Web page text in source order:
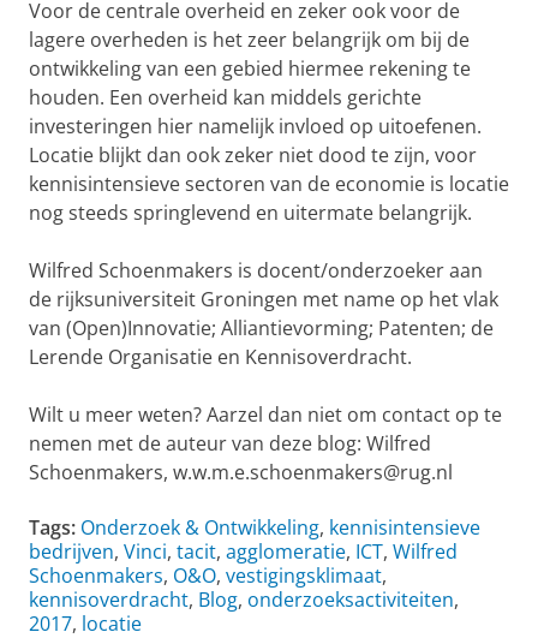
Voor de centrale overheid en zeker ook voor de
lagere overheden is het zeer belangrijk om bij de
ontwikkeling van een gebied hiermee rekening te
houden. Een overheid kan middels gerichte
investeringen hier namelijk invloed op uitoefenen.
Locatie blijkt dan ook zeker niet dood te zijn, voor
kennisintensieve sectoren van de economie is locatie
nog steeds springlevend en uitermate belangrijk.
Wilfred Schoenmakers is docent/onderzoeker aan
de rijksuniversiteit Groningen met name op het vlak
van (Open)Innovatie; Alliantievorming; Patenten; de
Lerende Organisatie en Kennisoverdracht.
Wilt u meer weten? Aarzel dan niet om contact op te
nemen met de auteur van deze blog: Wilfred
Schoenmakers, w.w.m.e.schoenmakers@rug.nl
Tags: Onderzoek & Ontwikkeling, kennisintensieve
bedrijven, Vinci, tacit, agglomeratie, ICT, Wilfred
Schoenmakers, O&O, vestigingsklimaat,
kennisoverdracht, Blog, onderzoeksactiviteiten,
2017, locatie